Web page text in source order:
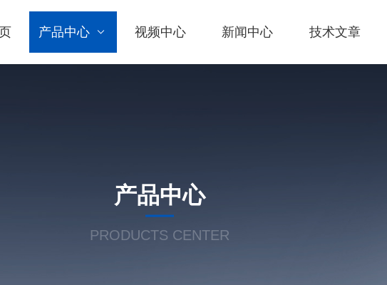
产品中心 视频中心 新闻中心 技术文章
产品中心
PRODUCTS CENTER